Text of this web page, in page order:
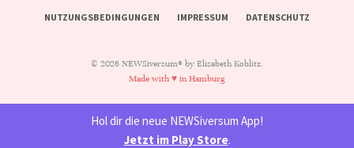
NUTZUNGSBEDINGUNGEN IMPRESSUM DATENSCHUTZ
© 2026 NEWSiversum® by Elisabeth Koblitz.
Made with ♥ in Hamburg
Hol dir die neue NEWSiversum App!
Jetzt im Play Store.